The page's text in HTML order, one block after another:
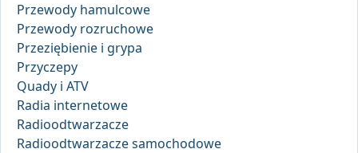
Przewody hamulcowe
Przewody rozruchowe
Przeziębienie i grypa
Przyczepy
Quady i ATV
Radia internetowe
Radioodtwarzacze
Radioodtwarzacze samochodowe